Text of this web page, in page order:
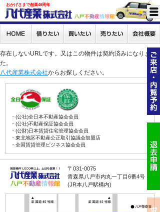
おかげさまで創業46周年
存在しないURLです。又はこの物件は契約済みになりまし
た。
八代産業株式会社からお探しください。
・(公社)全日本不動産協会会員
・(公社)不動産保証協会会員
・(公財)日本賃貸住宅管理協会会員
・東北地区不動産公正取引協議会加盟店
・全国賃貸管理ビジネス協会会員
〒031-0075
青森県八戸市内丸一丁目6番4号
(JR本八戸駅構内)